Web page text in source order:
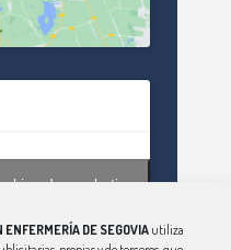
ENFERMERÍA DE SEGOVIA utiliza
de marketing